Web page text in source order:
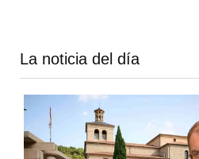
La noticia del día